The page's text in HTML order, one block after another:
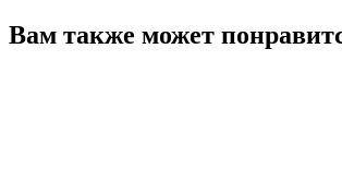
Вам также может